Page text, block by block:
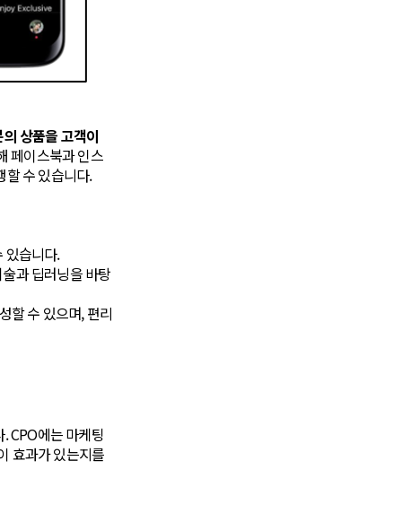
상품을 고객이
페이스북과 인스
수 있습니다.
있습니다.
과 딥러닝을 바탕
할 수 있으며, 편리
CPO에는 마케팅
효과가 있는지를